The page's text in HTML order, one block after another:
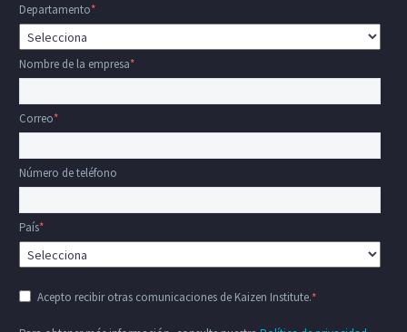
Departamento*
Nombre de la empresa*
Correo*
Número de teléfono
País*
Acepto recibir otras comunicaciones de Kaizen Institute.*